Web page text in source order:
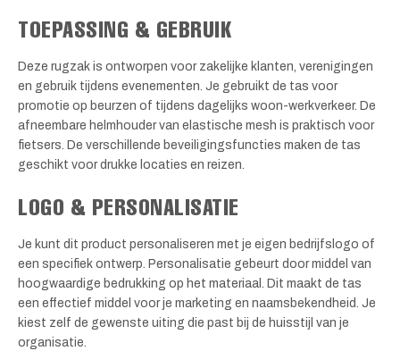
TOEPASSING & GEBRUIK
Deze rugzak is ontworpen voor zakelijke klanten, verenigingen
en gebruik tijdens evenementen. Je gebruikt de tas voor
promotie op beurzen of tijdens dagelijks woon-werkverkeer. De
afneembare helmhouder van elastische mesh is praktisch voor
fietsers. De verschillende beveiligingsfuncties maken de tas
geschikt voor drukke locaties en reizen.
LOGO & PERSONALISATIE
Je kunt dit product personaliseren met je eigen bedrijfslogo of
een specifiek ontwerp. Personalisatie gebeurt door middel van
hoogwaardige bedrukking op het materiaal. Dit maakt de tas
een effectief middel voor je marketing en naamsbekendheid. Je
kiest zelf de gewenste uiting die past bij de huisstijl van je
organisatie.